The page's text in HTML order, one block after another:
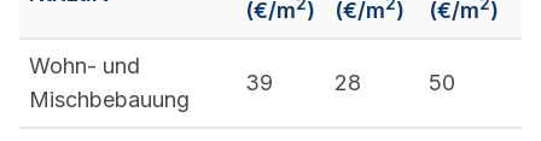
(€/m2)
(€/m2)
(€/m2)
Wohn- und
Mischbebauung
39 28 50